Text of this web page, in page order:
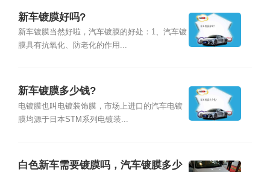
新车镀膜好吗?
新车镀膜当然好啦，汽车镀膜的好处：1、汽车镀
膜具有抗氧化、防老化的作用...
新车镀膜多少钱?
电镀膜也叫电镀装饰膜，市场上进口的汽车电镀
膜均源于日本STM系列电镀装...
白色新车需要镀膜吗，汽车镀膜多少